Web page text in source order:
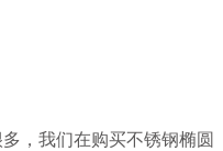
，我们在购买不锈钢椭圆